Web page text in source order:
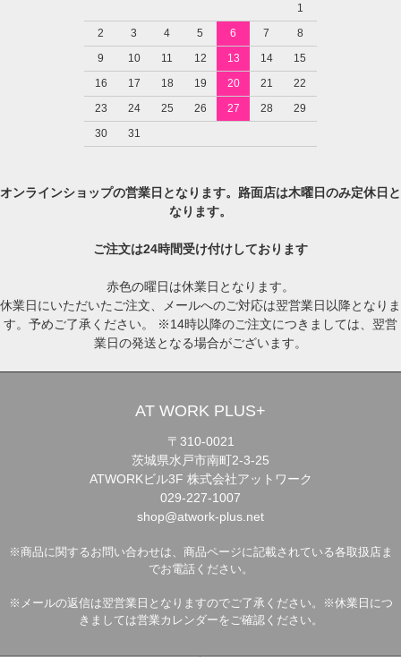
1
2
3 4 5 6 7
8
9
10 11 12 13 14
15
16
17 18 19 20 21
22
23
24 25 26 27 28
29
30
31
オンラインショップの営業日となります。路面店は木曜日のみ定休日と
なります。
ご注文は24時間受け付けしております
赤色の曜日は休業日となります。
休業日にいただいたご注文、メールへのご対応は翌営業日以降となりま
す。予めご了承ください。 ※14時以降のご注文につきましては、翌営
業日の発送となる場合がございます。
AT WORK PLUS+
〒310-0021
茨城県水戸市南町2-3-25
ATWORKビル3F 株式会社アットワーク
029-227-1007
shop@atwork-plus.net
※商品に関するお問い合わせは、商品ページに記載されている各取扱店ま
でお電話ください。
※メールの返信は翌営業日となりますのでご了承ください。※休業日につ
きましては営業カレンダーをご確認ください。